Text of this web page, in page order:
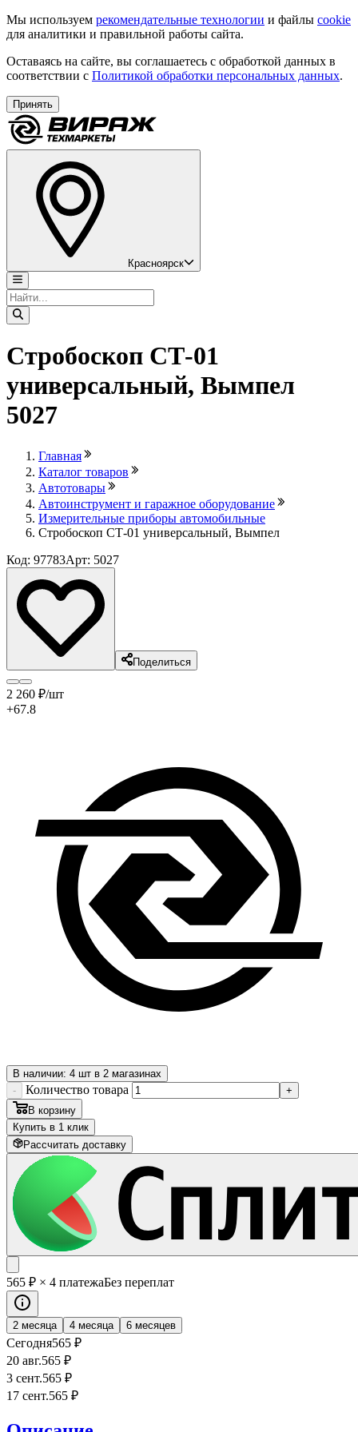
Мы используем рекомендательные технологии и файлы cookie
для аналитики и правильной работы сайта.
Оставаясь на сайте, вы соглашаетесь с обработкой данных в
соответствии с Политикой обработки персональных данных.
Принять
Красноярск
Стробоскоп СТ-01
универсальный, Вымпел
5027
Главная
Каталог товаров
Автотовары
Автоинструмент и гаражное оборудование
Измерительные приборы автомобильные
Стробоскоп СТ-01 универсальный, Вымпел
Код: 97783Арт: 5027
Поделиться
2 260 ₽/шт
+67.8
В наличии: 4 шт в 2 магазинах
-
Количество товара
+
В корзину
Купить в 1 клик
Рассчитать доставку
565 ₽ × 4 платежаБез переплат
2 месяца 4 месяца 6 месяцев
Сегодня565 ₽
20 авг.565 ₽
3 сент.565 ₽
17 сент.565 ₽